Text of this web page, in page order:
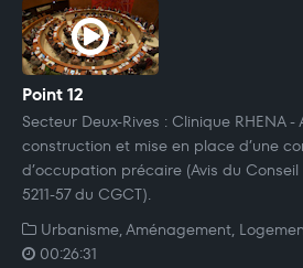
Point 12
Secteur Deux-Rives : Clinique RHENA
construction et mise en place d’une
d’occupation précaire (Avis du
5211-57 du CGCT).
Urbanisme, Aménagement,
00:26:31